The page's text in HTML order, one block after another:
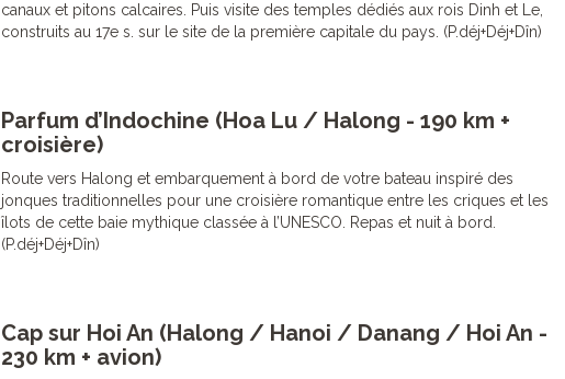
canaux et pitons calcaires. Puis visite des temples dédiés aux rois Dinh et Le,
construits au 17e s. sur le site de la première capitale du pays. (P.déj+Déj+Dîn)
Parfum d’Indochine (Hoa Lu / Halong - 190 km +
croisière)
Route vers Halong et embarquement à bord de votre bateau inspiré des
jonques traditionnelles pour une croisière romantique entre les criques et les
îlots de cette baie mythique classée à l’UNESCO. Repas et nuit à bord.
(P.déj+Déj+Dîn)
Cap sur Hoi An (Halong / Hanoi / Danang / Hoi An -
230 km + avion)